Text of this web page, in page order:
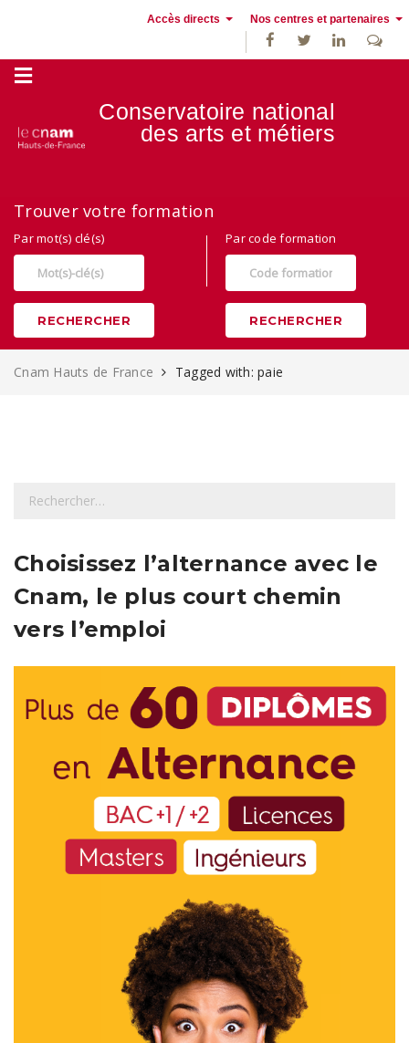
Accès directs Nos centres et partenaires
France
Conservatoire national
des arts et métiers
Trouver votre formation
Par mot(s) clé(s)
RECHERCHER
Par code formation
RECHERCHER
Cnam Hauts de France Tagged with: paie
h
r
c
e
Choisissez l’alternance avec le
Cnam, le plus court chemin
vers l’emploi